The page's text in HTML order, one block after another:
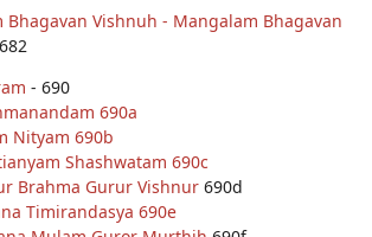
Bhagavan Vishnuh - Mangalam Bhagavan
- 690
690a
Nityam 690b
Shashwatam 690c
Brahma Gurur Vishnur 690d
Timirandasya 690e